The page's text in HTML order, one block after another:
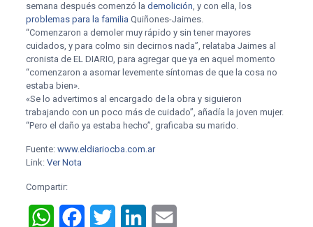
semana después comenzó la demolición, y con ella, los
problemas para la familia Quiñones-Jaimes.
“Comenzaron a demoler muy rápido y sin tener mayores
cuidados, y para colmo sin decirnos nada”, relataba Jaimes al
cronista de EL DIARIO, para agregar que ya en aquel momento
“comenzaron a asomar levemente síntomas de que la cosa no
estaba bien».
«Se lo advertimos al encargado de la obra y siguieron
trabajando con un poco más de cuidado”, añadía la joven mujer.
“Pero el daño ya estaba hecho”, graficaba su marido.
Fuente: www.eldiariocba.com.ar
Link: Ver Nota
Compartir:
WhatsAppFacebookTwitter LinkedIn